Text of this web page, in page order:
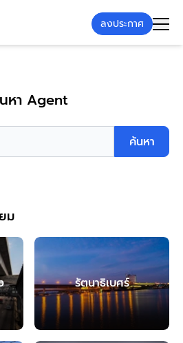
ลงประกาศ
หา Agent
ค้นหา
ม
รัตนาธิเบศร์